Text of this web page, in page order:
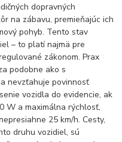
dopravných
na zábavu, premieňajúc ich
pohyb. Tento stav
– to platí najmä pre
zákonom. Prax
podobne ako s
nevzťahuje povinnosť
vozidla do evidencie, ak
W a maximálna rýchlosť,
25 km/h. Cesty,
druhu vozidiel, sú